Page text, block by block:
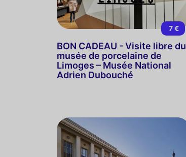
7 €
BON CADEAU - Visite libre du
musée de porcelaine de
Limoges – Musée National
Adrien Dubouché